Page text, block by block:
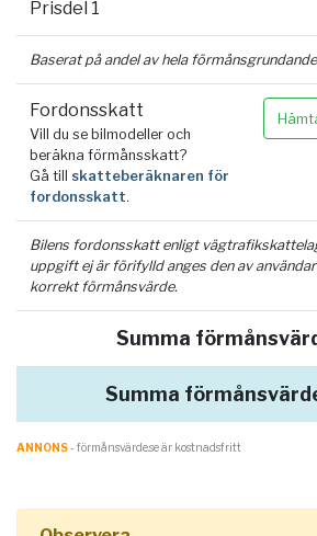
Prisdel 1
Baserat på andel av hela
Fordonsskatt
Vill du se bilmodeller och
beräkna förmånsskatt?
Gå till skatteberäknaren för
fordonsskatt.
Bilens fordonsskatt enligt
uppgift ej är förifylld anges den av
korrekt förmånsvärde.
Summa
Summa
ANNONS- förmånsvärde.se är kostnadsfritt